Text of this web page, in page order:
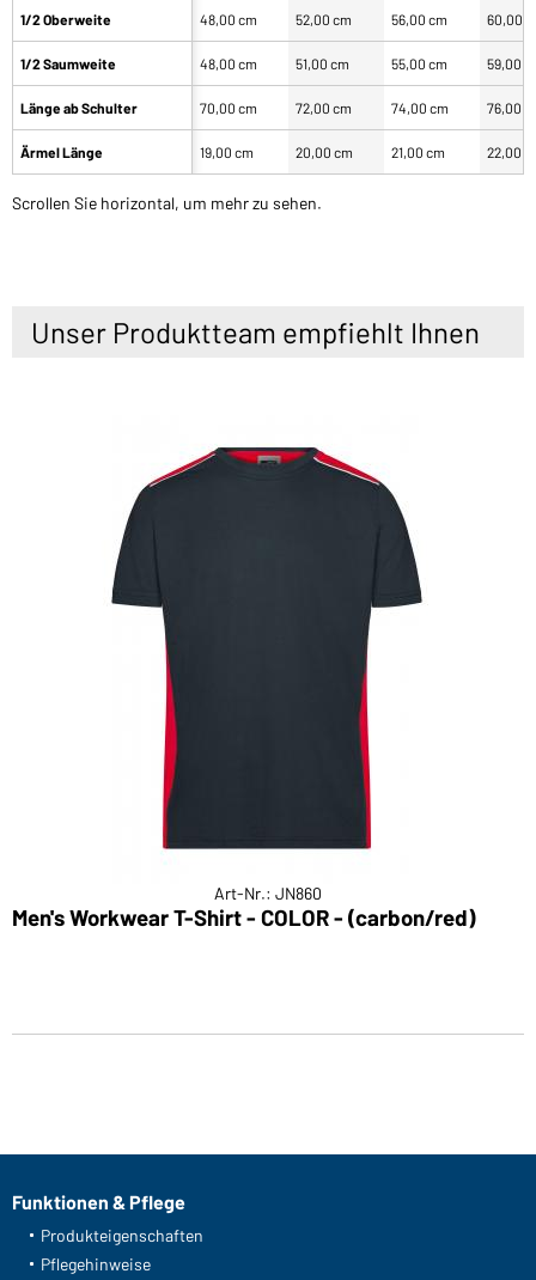
1/2 Oberweite
1/2 Saumweite
Länge ab Schulter
Ärmel Länge
48,00 cm 52,00 cm 56,00 cm 60,00
48,00 cm 51,00 cm 55,00 cm 59,00
70,00 cm 72,00 cm 74,00 cm 76,00
19,00 cm 20,00 cm 21,00 cm 22,00
Scrollen Sie horizontal, um mehr zu sehen.
Unser Produktteam empfiehlt Ihnen
Art-Nr.: JN860
Men's Workwear T-Shirt - COLOR - (carbon/red)
Funktionen & Pflege
Produkteigenschaften
Pflegehinweise